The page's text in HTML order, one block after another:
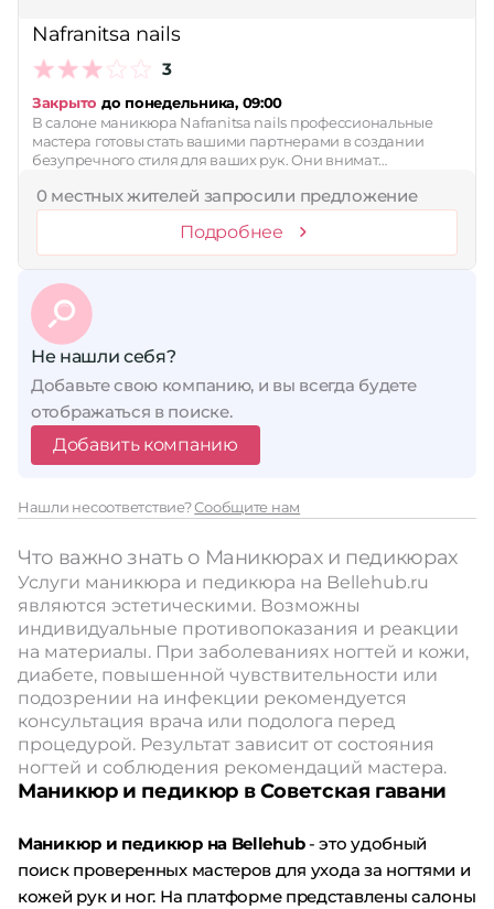
Nafranitsa nails
3
Закрыто до понедельника, 09:00
В салоне маникюра Nafranitsa nails профессиональные
мастера готовы стать вашими партнерами в создании
безупречного стиля для ваших рук. Они внимат…
0 местных жителей запросили предложение
Подробнее
Не нашли себя?
Добавьте свою компанию, и вы всегда будете
отображаться в поиске.
Добавить компанию
Нашли несоответствие?Сообщите нам
Что важно знать о Маникюрах и педикюрах
Услуги маникюра и педикюра на Bellehub.ru
являются эстетическими. Возможны
индивидуальные противопоказания и реакции
на материалы. При заболеваниях ногтей и кожи,
диабете, повышенной чувствительности или
подозрении на инфекции рекомендуется
консультация врача или подолога перед
процедурой. Результат зависит от состояния
ногтей и соблюдения рекомендаций мастера.
Маникюр и педикюр в Советская гавани
Маникюр и педикюр на Bellehub- это удобный
поиск проверенных мастеров для ухода за ногтями и
кожей рук и ног. На платформе представлены салоны